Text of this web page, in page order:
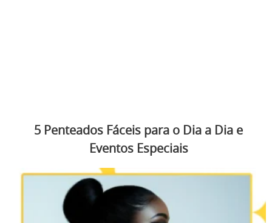
5 Penteados Fáceis para o Dia a Dia e
Eventos Especiais